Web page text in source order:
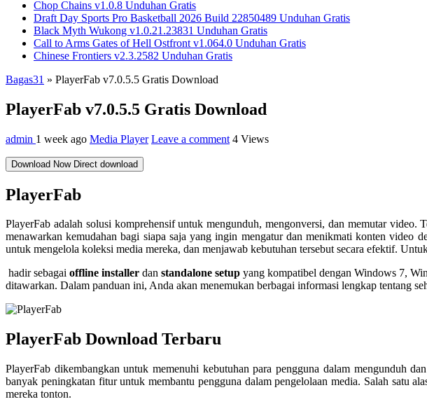
Chop Chains v1.0.8 Unduhan Gratis
Draft Day Sports Pro Basketball 2026 Build 22850489 Unduhan Gratis
Black Myth Wukong v1.0.21.23831 Unduhan Gratis
Call to Arms Gates of Hell Ostfront v1.064.0 Unduhan Gratis
Chinese Frontiers v2.3.2582 Unduhan Gratis
Bagas31 » PlayerFab v7.0.5.5 Gratis Download
PlayerFab v7.0.5.5 Gratis Download
admin 1 week ago Media Player Leave a comment 4 Views
Download Now Direct download
PlayerFab
PlayerFab adalah solusi komprehensif untuk mengunduh, mengonversi, dan memutar
menawarkan kemudahan bagi siapa saja yang ingin mengatur dan menikmati konten video
untuk mengelola koleksi media mereka, dan menjawab kebutuhan tersebut secara efektif.
hadir sebagaioffline installer danstandalone setup yang kompatibel dengan Windows 7,
ditawarkan. Dalam panduan ini, Anda akan menemukan berbagai informasi lengkap tentang
PlayerFab Download Terbaru
PlayerFab dikembangkan untuk memenuhi kebutuhan para pengguna dalam mengunduh
banyak peningkatan fitur untuk membantu pengguna dalam pengelolaan media. Salah satu
mereka tonton.